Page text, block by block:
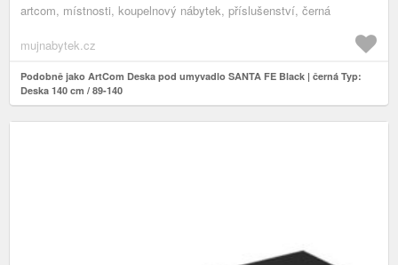
artcom, místnosti, koupelnový nábytek, příslušenství, černá
mujnabytek.cz
Podobně jako ArtCom Deska pod umyvadlo SANTA FE Black | černá Typ:
Deska 140 cm / 89-140